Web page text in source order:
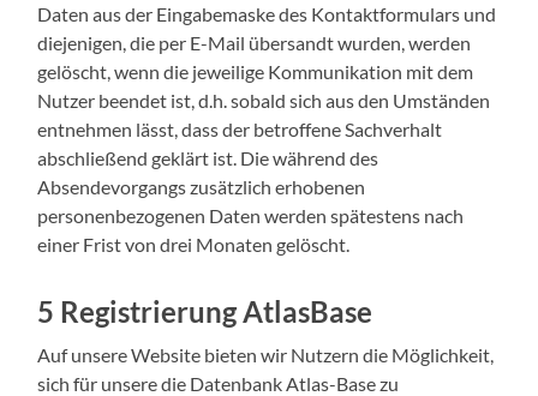
Daten aus der Eingabemaske des Kontaktformulars und
diejenigen, die per E-Mail übersandt wurden, werden
gelöscht, wenn die jeweilige Kommunikation mit dem
Nutzer beendet ist, d.h. sobald sich aus den Umständen
entnehmen lässt, dass der betroffene Sachverhalt
abschließend geklärt ist. Die während des
Absendevorgangs zusätzlich erhobenen
personenbezogenen Daten werden spätestens nach
einer Frist von drei Monaten gelöscht.
5 Registrierung AtlasBase
Auf unsere Website bieten wir Nutzern die Möglichkeit,
sich für unsere die Datenbank Atlas-Base zu